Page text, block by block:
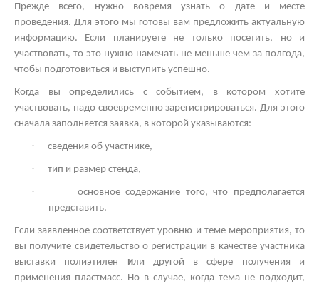
Прежде всего, нужно вовремя узнать о дате и месте
проведения. Для этого мы готовы вам предложить актуальную
информацию. Если планируете не только посетить, но и
участвовать, то это нужно намечать не меньше чем за полгода,
чтобы подготовиться и выступить успешно.
Когда вы определились с событием, в котором хотите
участвовать, надо своевременно зарегистрироваться. Для этого
сначала заполняется заявка, в которой указываются:
· сведения об участнике,
· тип и размер стенда,
·
основное содержание того, что предполагается
представить.
Если заявленное соответствует уровню и теме мероприятия, то
вы получите свидетельство о регистрации в качестве участника
выставки полиэтилен
или другой
в сфере получения и
применения пластмасс. Но в случае, когда тема не подходит,